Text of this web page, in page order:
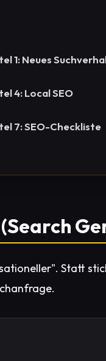
1: Neues
4: Local SEO
7: SEO-Checkliste
Statt